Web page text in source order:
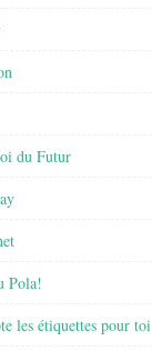
du Futur
Pola!
les étiquettes pour toi